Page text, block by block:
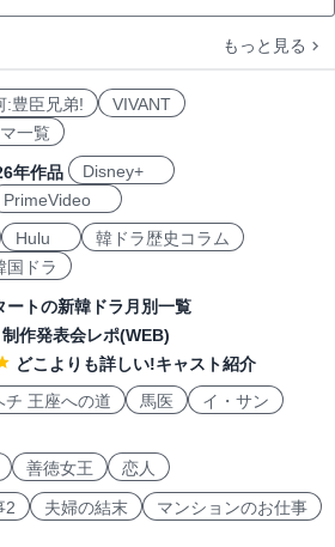
もっと見る
:豊臣兄弟!
VIVANT
一覧
年作品
Disney+
PrimeVideo
Hulu
韓ドラ歴史コラム
国ドラ
ートの新韓ドラ月別一覧
制作発表会レポ(WEB)
どこよりも詳しい!キャスト紹介
チ 王座への道 馬医
イ・サン
善徳女王 恋人
2 夫婦の結末
マンションのお仕事